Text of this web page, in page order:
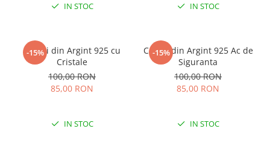
IN STOC IN STOC
-15%
Cercei din Argint 925 cu
Cristale
100,00 RON
85,00 RON
IN STOC
-15%
Cercei din Argint 925 Ac de
Siguranta
100,00 RON
85,00 RON
IN STOC